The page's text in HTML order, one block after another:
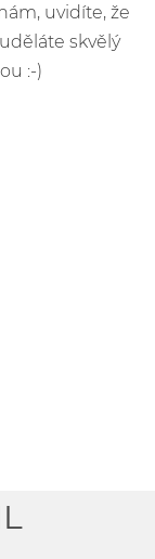
uvidíte, že
skvělý
:-)